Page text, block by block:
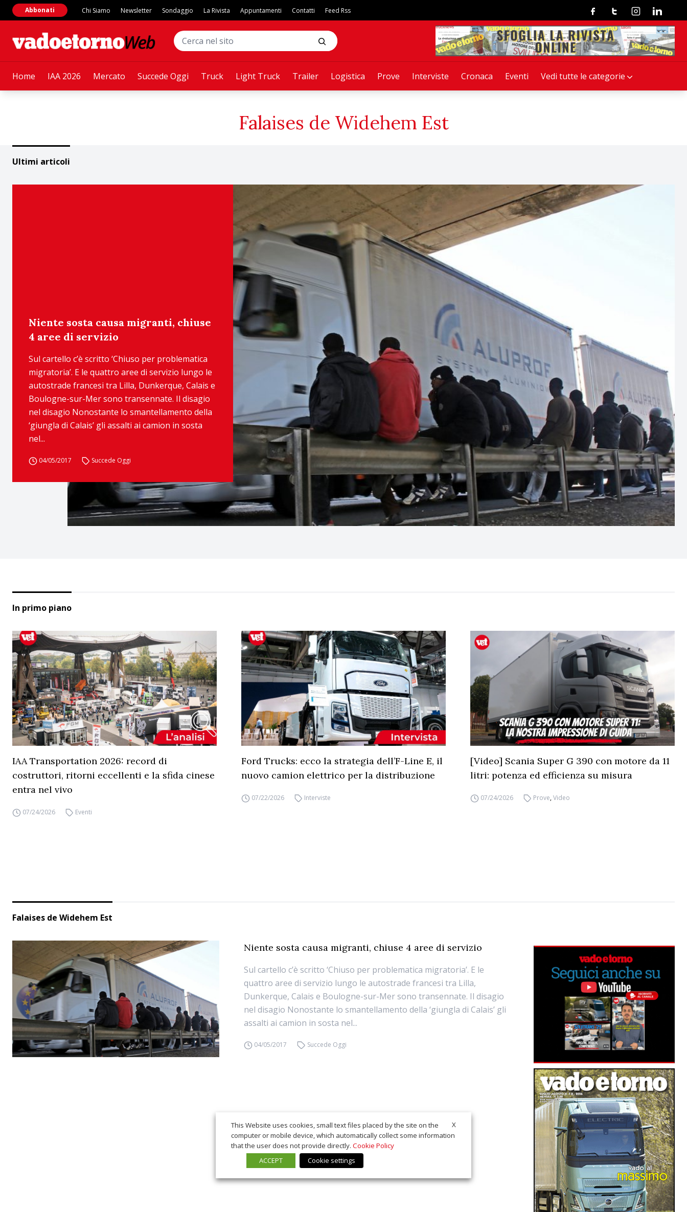
Home IAA 2026 Mercato Succede Oggi Truck Light Truck Trailer Logistica Prove Interviste Cronaca Eventi Vedi tutte le categorie
Abbonati Chi Siamo Newsletter Sondaggio La Rivista Appuntamenti Contatti Feed Rss FacebookTwitterInstagramLinkedin
Falaises de Widehem Est
Ultimi articoli
Niente sosta causa migranti, chiuse
4 aree di servizio
Sul cartello c’è scritto ‘Chiuso per problematica
migratoria’. E le quattro aree di servizio lungo le
autostrade francesi tra Lilla, Dunkerque, Calais e
Boulogne-sur-Mer sono transennate. Il disagio
nel disagio Nonostante lo smantellamento della
‘giungla di Calais’ gli assalti ai camion in sosta
nel...
04/05/2017 Succede Oggi
In primo piano
IAA Transportation 2026: record di
costruttori, ritorni eccellenti e la sfida cinese
entra nel vivo
07/24/2026 Eventi
Ford Trucks: ecco la strategia dell’F-Line E, il
nuovo camion elettrico per la distribuzione
07/22/2026 Interviste
[Video] Scania Super G 390 con motore da 11
litri: potenza ed efficienza su misura
07/24/2026 Prove,Video
Falaises de Widehem Est
Niente sosta causa migranti, chiuse 4 aree di servizio
Sul cartello c’è scritto ‘Chiuso per problematica migratoria’. E le
quattro aree di servizio lungo le autostrade francesi tra Lilla,
Dunkerque, Calais e Boulogne-sur-Mer sono transennate. Il disagio
nel disagio Nonostante lo smantellamento della ‘giungla di Calais’ gli
assalti ai camion in sosta nel...
04/05/2017 Succede Oggi
X
This Website uses cookies, small text files placed by the site on the
computer or mobile device, which automatically collect some information
that the user does not provide directly. Cookie Policy
ACCEPT
Cookie settings